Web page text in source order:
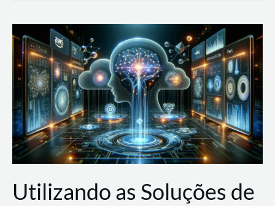
com
AWS
Utilizando as Soluções de